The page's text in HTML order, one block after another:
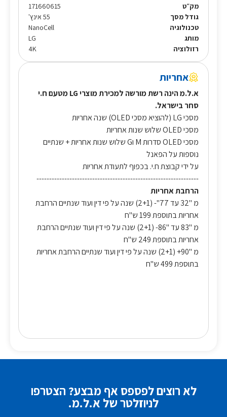
מק״ט
171660615
גודל מסך
55 אינץ'
טכנולוגיה
NanoCell
מותג
LG
רזולוציה
4K
אחריות
א.ל.מ הינה רשת מורשה למכירת מוצרי LG מטעם ח.י
סחר בישראל.
מסכי LG (להוציא מסכי OLED) שנה אחריות
מסכי OLED שלוש שנות אחריות
מסכי OLED סדרות M וG שלוש שנות אחריות + שנתיים
נוספות על הפאנל
על ידי קבוצת ח.י. בכפוף לתעודת אחריות
----------------------------------------------------------------
הרחבת אחריות
מ "32 עד 77"- (2+1) שנה על פי דין ועוד שנתיים הרחבת
אחריות בתוספת 199 ש"ח
מ "83 עד "86- (2+1) שנה על פי דין ועוד שנתיים הרחבת
אחריות בתוספת 249 ש"ח
מ "90+ (2+1) שנה על פי דין ועוד שנתיים הרחבת אחריות
בתוספת 499 ש"ח
לא רוצים לפספס אף מבצע? הצטרפו
לניוזלטר של א.ל.מ.